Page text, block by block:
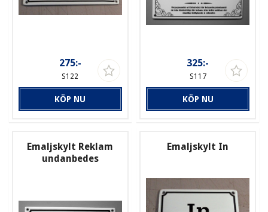
275:-
S122
KÖP NU
325:-
S117
KÖP NU
Emaljskylt Reklam
undanbedes
Emaljskylt In